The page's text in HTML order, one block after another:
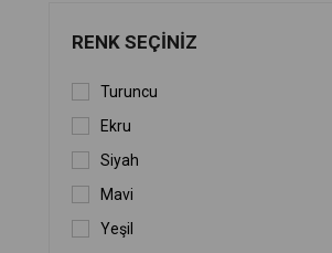
RENK SEÇINIZ
Turuncu
Ekru
Siyah
Mavi
Yeşil